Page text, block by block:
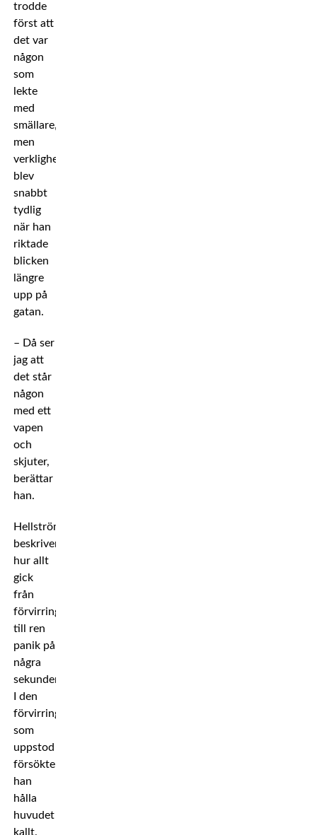
trodde
först att
det var
någon
som
lekte
med
smällare,
men
verkligheten
blev
snabbt
tydlig
när han
riktade
blicken
längre
upp på
gatan.
– Då ser
jag att
det står
någon
med ett
vapen
och
skjuter,
berättar
han.
Hellström
beskriver
hur allt
gick
från
förvirring
till ren
panik på
några
sekunder.
I den
förvirring
som
uppstod
försökte
han
hålla
huvudet
kallt.